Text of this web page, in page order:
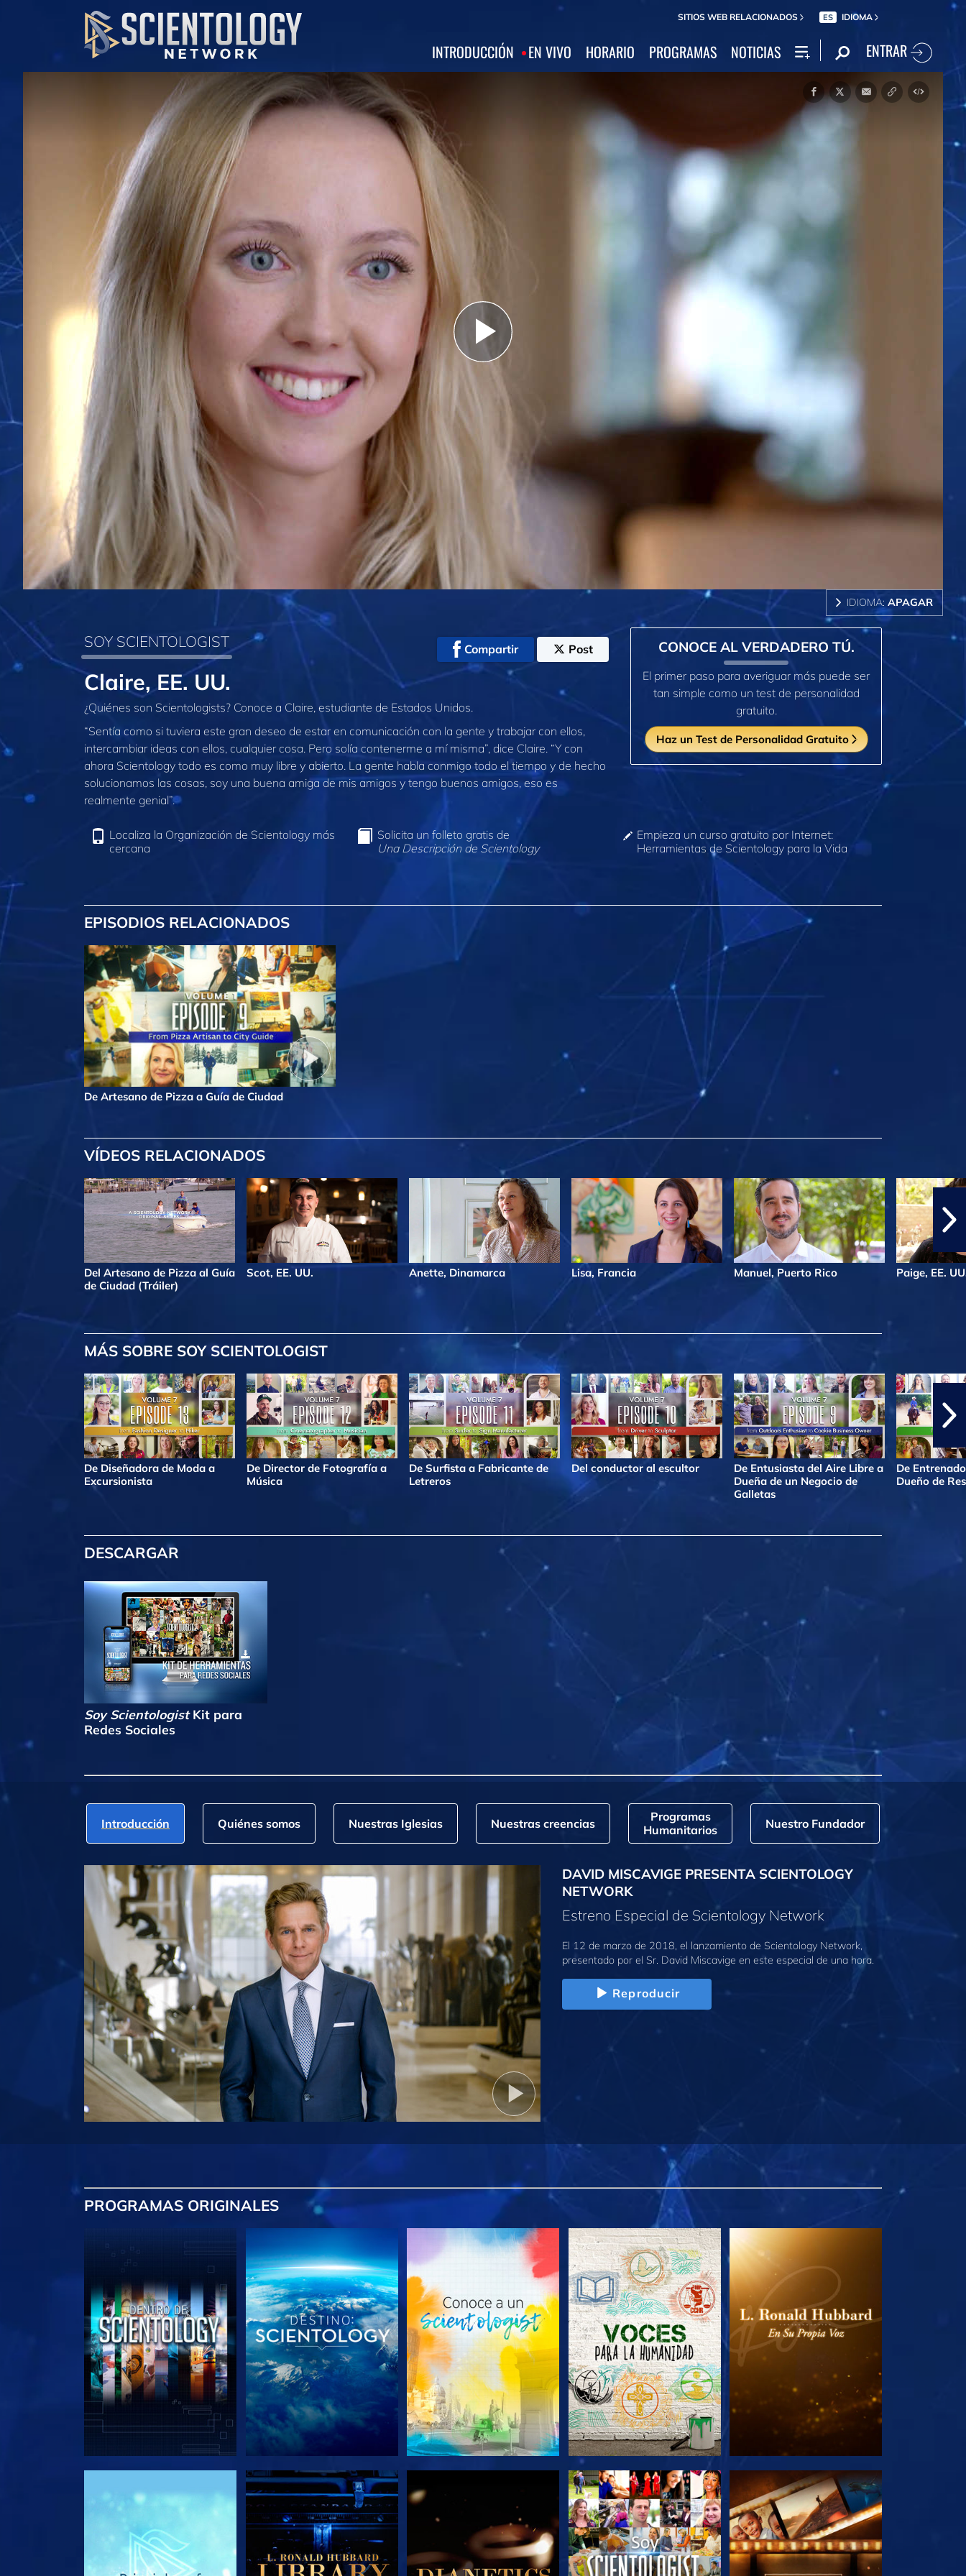
SITIOS WEB RELACIONADOS ES IDIOMA
INTRODUCCIÓN EN VIVO HORARIO PROGRAMAS NOTICIAS ENTRAR
Play
Video
IDIOMA: APAGAR
SOY SCIENTOLOGIST Compartir Post
Claire, EE. UU.
¿Quiénes son Scientologists? Conoce a Claire, estudiante de Estados Unidos.
“Sentía como si tuviera este gran deseo de estar en comunicación con la gente y trabajar con ellos,
intercambiar ideas con ellos, cualquier cosa. Pero solía contenerme a mí misma”, dice Claire. “Y con
ahora Scientology todo es como muy libre y abierto. La gente habla conmigo todo el tiempo y de hecho
solucionamos las cosas, soy una buena amiga de mis amigos y tengo buenos amigos, eso es
realmente genial”.
CONOCE AL VERDADERO TÚ.
El primer paso para averiguar más puede ser
tan simple como un test de personalidad
gratuito.
Haz un Test de Personalidad Gratuito
Localiza la Organización de Scientology más
cercana
Solicita un folleto gratis de
Una Descripción de Scientology
Empieza un curso gratuito por Internet:
Herramientas de Scientology para la Vida
EPISODIOS RELACIONADOS
De Artesano de Pizza a Guía de Ciudad
VÍDEOS RELACIONADOS
Del Artesano de Pizza al Guía
de Ciudad (Tráiler)
Scot, EE. UU. Anette, Dinamarca Lisa, Francia Manuel, Puerto Rico Paige, EE.
MÁS SOBRE SOY SCIENTOLOGIST
De Diseñadora de Moda a
Excursionista
De Director de Fotografía a
Música
De Surfista a Fabricante de
Letreros
Del conductor al escultor
De Entusiasta del Aire Libre a
Dueña de un Negocio de
Galletas
De
Dueño de
DESCARGAR
Soy ScientologistKit para
Redes Sociales
Introducción Quiénes somos Nuestras Iglesias Nuestras creencias
Programas
Humanitarios
Nuestro Fundador
DAVID MISCAVIGE PRESENTA SCIENTOLOGY
NETWORK
Estreno Especial de Scientology Network
El 12 de marzo de 2018, el lanzamiento de Scientology Network,
presentado por el Sr. David Miscavige en este especial de una hora.
Reproducir
PROGRAMAS ORIGINALES
EXPLORA LAS SERIES EXPLORA LAS SERIES EXPLORA LAS SERIES EXPLORA LAS SERIES EXPLORA LAS SERIES